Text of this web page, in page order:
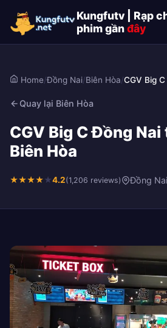
Kungfutv | Rạp
phim gầnđây
Home/Đồng Nai/Biên Hòa/CGV Big
Quay lại Biên Hòa
CGV Big C Đồng
Biên Hòa
★★★★★4.2(1,206 reviews) Đồng